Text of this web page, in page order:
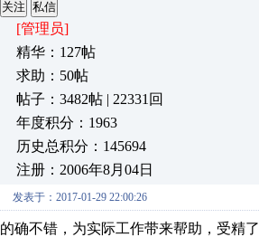
关注 私信
[管理员]
精华：127帖
求助：50帖
帖子：3482帖 | 22331回
年度积分：1963
历史总积分：145694
注册：2006年8月04日
发表于：2017-01-29 22:00:26
的确不错，为实际工作带来帮助，受精了